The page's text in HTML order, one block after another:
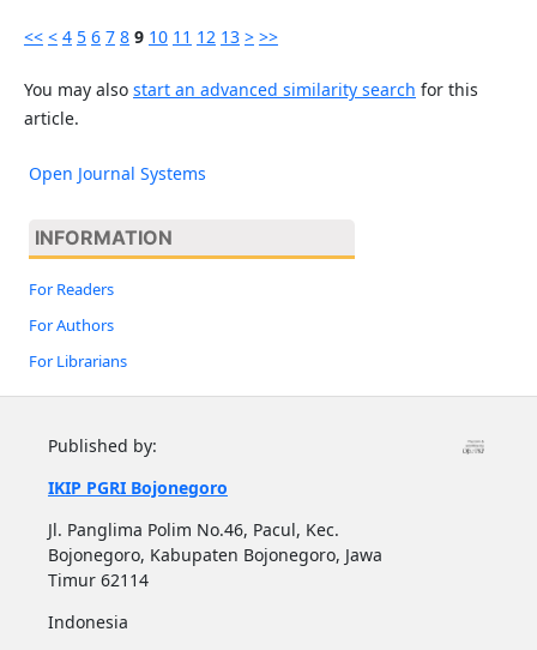
<< < 4 5 6 7 8 9 10 11 12 13 > >>
You may also start an advanced similarity search for this
article.
Open Journal Systems
INFORMATION
For Readers
For Authors
For Librarians
Published by:
IKIP PGRI Bojonegoro
Jl. Panglima Polim No.46, Pacul, Kec.
Bojonegoro, Kabupaten Bojonegoro, Jawa
Timur 62114
Indonesia